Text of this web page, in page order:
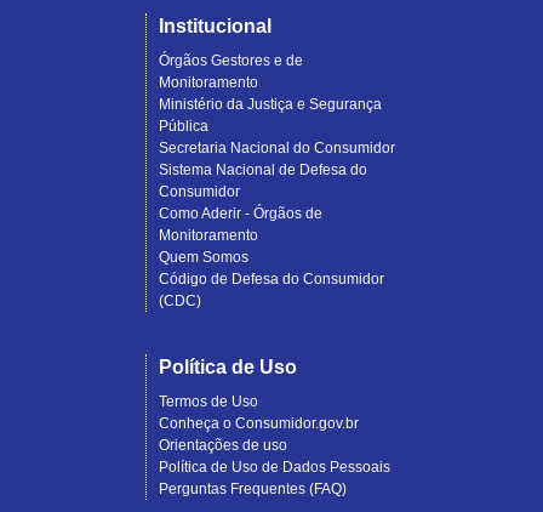
Institucional
Órgãos Gestores e de
Monitoramento
Ministério da Justiça e Segurança
Pública
Secretaria Nacional do Consumidor
Sistema Nacional de Defesa do
Consumidor
Como Aderir - Órgãos de
Monitoramento
Quem Somos
Código de Defesa do Consumidor
(CDC)
Política de Uso
Termos de Uso
Conheça o Consumidor.gov.br
Orientações de uso
Política de Uso de Dados Pessoais
Perguntas Frequentes (FAQ)